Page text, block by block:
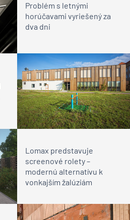
Problém s letnými
horúčavami vyriešený za
dva dni
Lomax predstavuje
screenové rolety –
modernú alternatívu k
vonkajším žalúziám